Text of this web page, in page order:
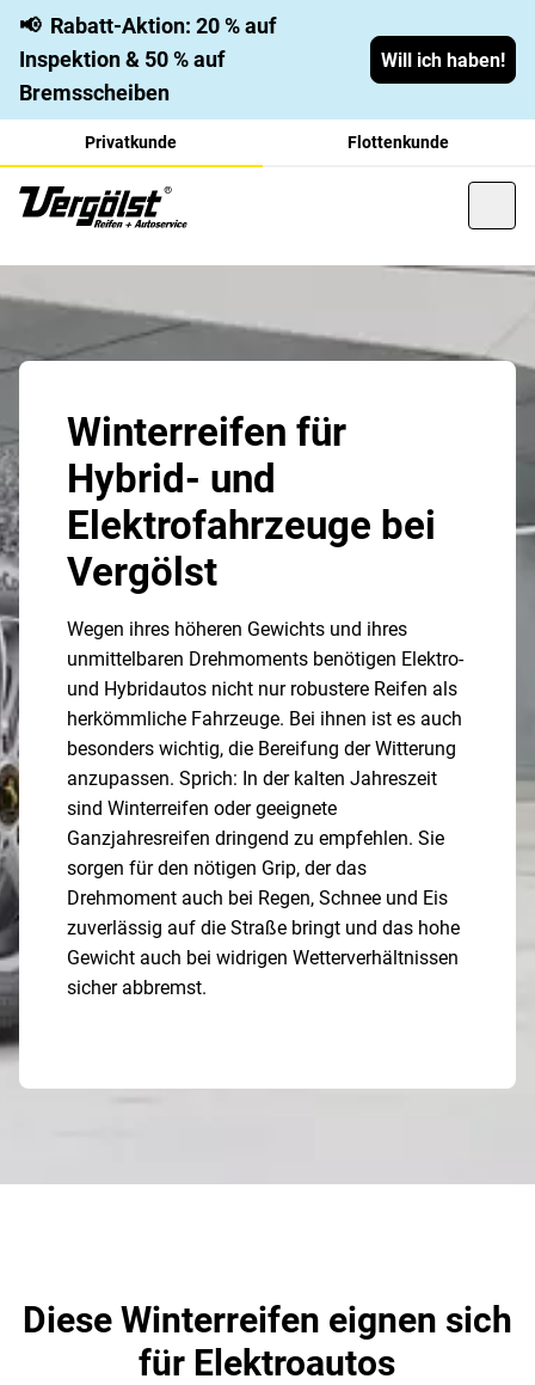
📢 Rabatt-Aktion: 20 % auf
Inspektion & 50 % auf
Bremsscheiben
Will ich haben!
Privatkunde Flottenkunde
Winterreifen für
Hybrid- und
Elektrofahrzeuge bei
Vergölst
Wegen ihres höheren Gewichts und ihres
unmittelbaren Drehmoments benötigen Elektro-
und Hybridautos nicht nur robustere Reifen als
herkömmliche Fahrzeuge. Bei ihnen ist es auch
besonders wichtig, die Bereifung der Witterung
anzupassen. Sprich: In der kalten Jahreszeit
sind Winterreifen oder geeignete
Ganzjahresreifen dringend zu empfehlen. Sie
sorgen für den nötigen Grip, der das
Drehmoment auch bei Regen, Schnee und Eis
zuverlässig auf die Straße bringt und das hohe
Gewicht auch bei widrigen Wetterverhältnissen
sicher abbremst.
Diese Winterreifen eignen sich
für Elektroautos